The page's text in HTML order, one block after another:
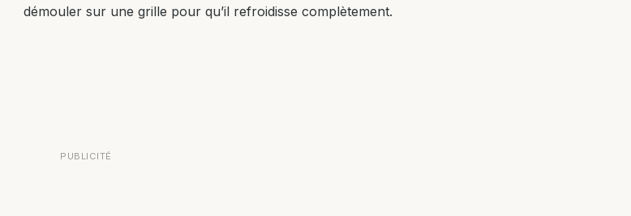
PUBLICITÉ
démouler sur une grille pour qu’il refroidisse complètement.